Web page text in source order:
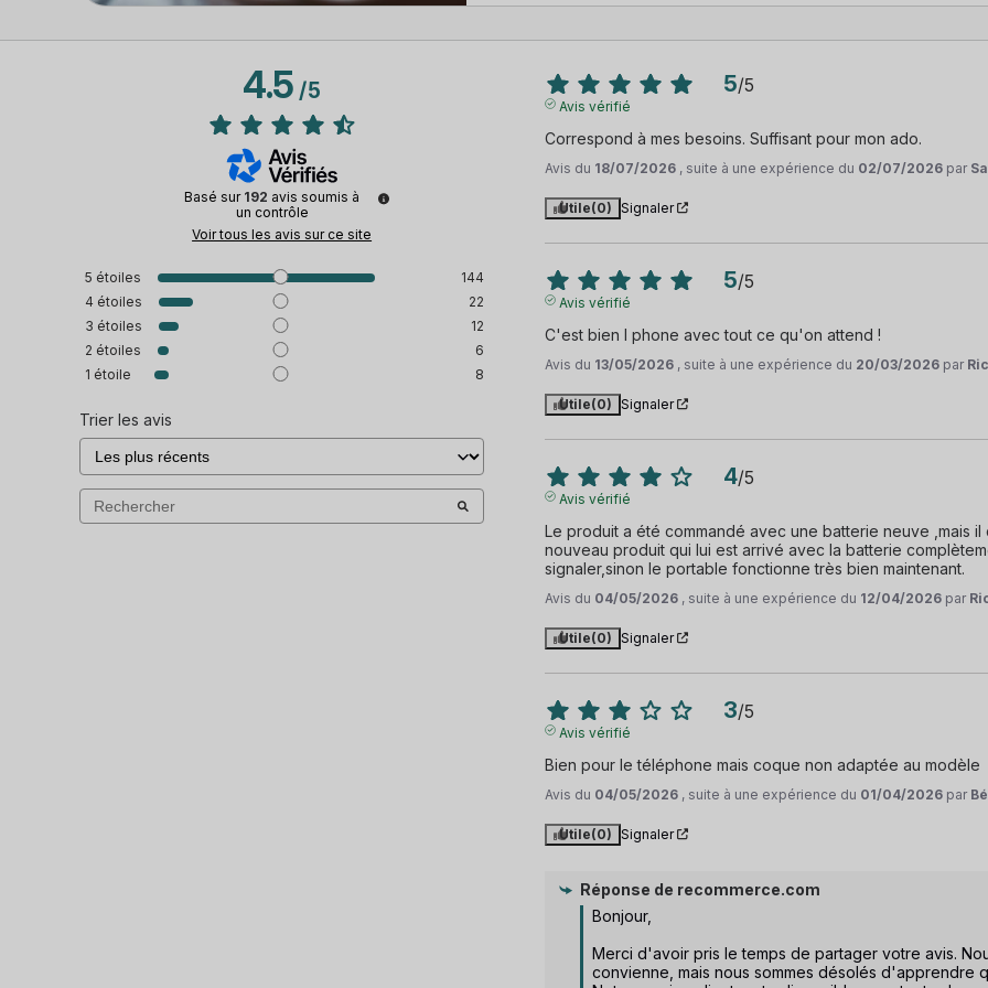
4.5/5
Basé sur 192 avis soumis à
un contrôle
Voir tous les avis sur ce site
5 étoiles
144
4 étoiles
22
3 étoiles
12
2 étoiles
6
1 étoile 8
Trier les avis
5/5
Avis vérifié
Correspond à mes besoins. Suffisant pour mon ado.
Avis du 18/07/2026 , suite à une expérience du 02/07/2026 par
Utile(0) Signaler
5/5
Avis vérifié
C'est bien I phone avec tout ce qu'on attend !
Avis du 13/05/2026 , suite à une expérience du 20/03/2026 par
Utile(0) Signaler
4/5
Avis vérifié
Le produit a été commandé avec une batterie neuve ,mais
nouveau produit qui lui est arrivé avec la batterie
signaler,sinon le portable fonctionne très bien maintenant.
Avis du 04/05/2026 , suite à une expérience du 12/04/2026 par
Utile(0) Signaler
3/5
Avis vérifié
Bien pour le téléphone mais coque non adaptée au modèle
Avis du 04/05/2026 , suite à une expérience du 01/04/2026 par
Utile(0) Signaler
Réponse de recommerce.com
Bonjour,
Merci d'avoir pris le temps de partager votre avis.
convienne, mais nous sommes désolés